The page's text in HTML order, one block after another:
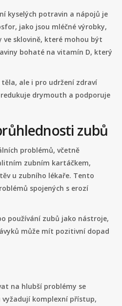
kyselých potravin a nápojů je
jako jsou mléčné výrobky,
sklovině, které mohou být
bohaté na vitamín D, který
ale i pro udržení zdraví
drymouth a podporuje
zubů
problémů, včetně
zubním kartáčkem,
u zubního lékaře. Tento
spojených s erozí
používání zubů jako nástroje,
může mít pozitivní dopad
na hlubší problémy se
komplexní přístup,